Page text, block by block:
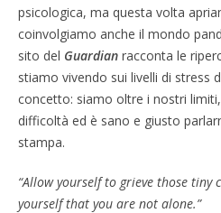
psicologica, ma questa volta
coinvolgiamo anche il mondo
sito del Guardian racconta le
stiamo vivendo sui livelli di stress
concetto: siamo oltre i nostri
difficoltà ed è sano e giusto
stampa.
“Allow yourself to grieve those tiny
yourself that you are not alone.”